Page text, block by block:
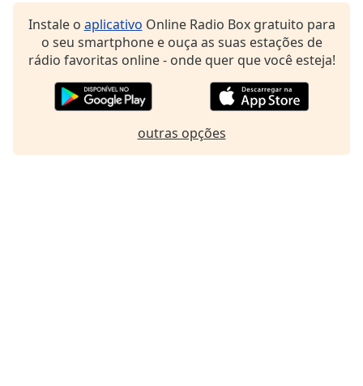
Instale o aplicativo Online Radio Box gratuito para
o seu smartphone e ouça as suas estações de
rádio favoritas online - onde quer que você esteja!
outras opções